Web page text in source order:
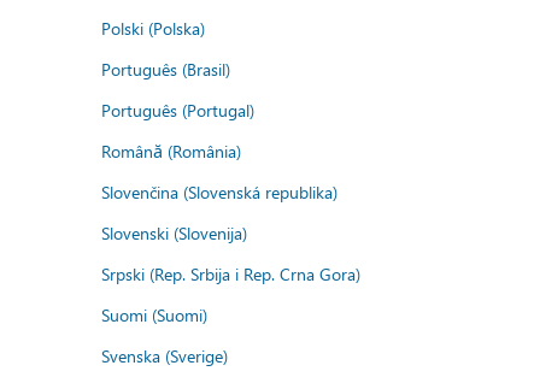
Polski (Polska)
Português (Brasil)
Português (Portugal)
Română (România)
Slovenčina (Slovenská republika)
Slovenski (Slovenija)
Srpski (Rep. Srbija i Rep. Crna Gora)
Suomi (Suomi)
Svenska (Sverige)